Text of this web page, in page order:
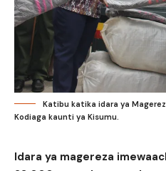
Katibu katika idara ya
Kodiaga kaunti ya Kisumu.
Idara ya magereza